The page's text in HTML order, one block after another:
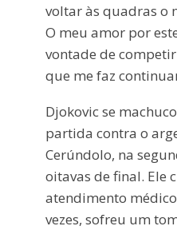
voltar às quadras o
O meu amor por
vontade de
que me faz
Djokovic se
partida contra o
Cerúndolo, na
oitavas de final. Ele
atendimento
vezes, sofreu um